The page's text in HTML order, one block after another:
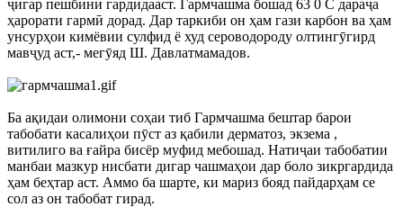
ҷигар пешбинӣ гардидааст. Гармчашма бошад 63 0 С дараҷа
ҳарорати гармӣ дорад. Дар таркиби он ҳам гази карбон ва ҳам
унсурҳои кимёвии сулфид ё худ сероводороду олтингӯгирд
мавҷуд аст,- мегӯяд Ш. Давлатмамадов.
Ба ақидаи олимони соҳаи тиб Гармчашма бештар барои
табобати касалиҳои пӯст аз қабили дерматоз, экзема ,
витилиго ва ғайра бисёр муфид мебошад. Натиҷаи табобатии
манбаи мазкур нисбати дигар чашмаҳои дар боло зикргардида
ҳам беҳтар аст. Аммо ба шарте, ки мариз бояд пайдарҳам се
сол аз он табобат гирад.